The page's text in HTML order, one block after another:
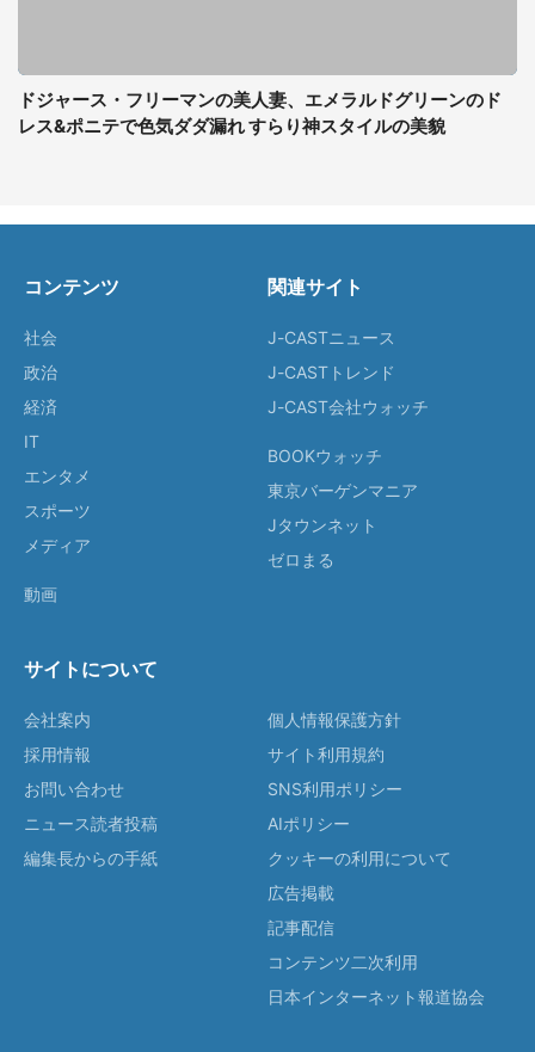
ドジャース・フリーマンの美人妻、エメラルドグリーンのド
レス&ポニテで色気ダダ漏れ すらり神スタイルの美貌
コンテンツ
社会
政治
経済
IT
エンタメ
スポーツ
メディア
動画
関連サイト
J-CASTニュース
J-CASTトレンド
J-CAST会社ウォッチ
BOOKウォッチ
東京バーゲンマニア
Jタウンネット
ゼロまる
サイトについて
会社案内
採用情報
お問い合わせ
ニュース読者投稿
編集長からの手紙
個人情報保護方針
サイト利用規約
SNS利用ポリシー
AIポリシー
クッキーの利用について
広告掲載
記事配信
コンテンツ二次利用
日本インターネット報道協会